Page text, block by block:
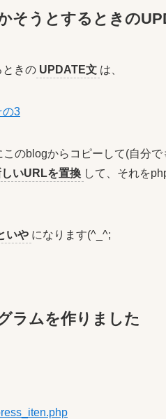
そうとするときの
ときの UPDATE文 は、
の3
のblogからコピーして(自分
いURLを置換 して、それを
いや になります(^_^;
ラムを作りました